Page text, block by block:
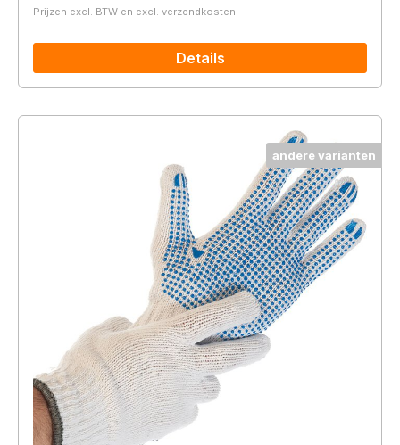
Prijzen excl. BTW en excl. verzendkosten
Details
andere varianten